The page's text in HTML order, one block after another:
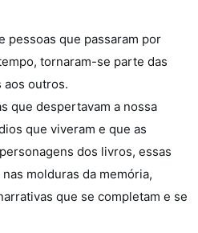
pessoas que passaram por
tornaram-se parte das
aos outros.
que despertavam a nossa
que viveram e que as
dos livros, essas
molduras da memória,
que se completam e se